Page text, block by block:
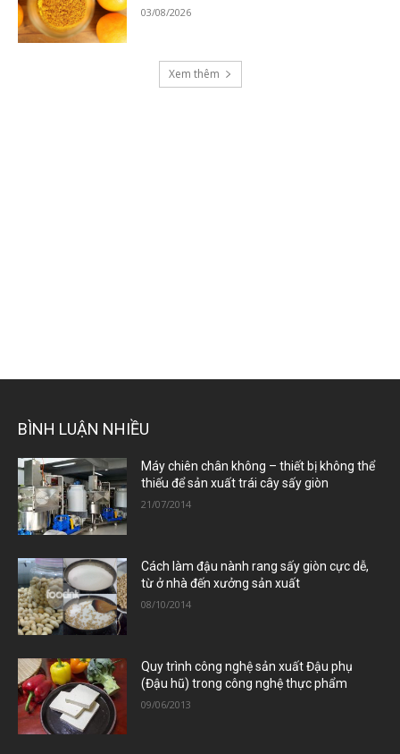
03/08/2026
Xem thêm
BÌNH LUẬN NHIỀU
Máy chiên chân không – thiết bị không thể
thiếu để sản xuất trái cây sấy giòn
21/07/2014
Cách làm đậu nành rang sấy giòn cực dễ,
từ ở nhà đến xưởng sản xuất
08/10/2014
Quy trình công nghệ sản xuất Đậu phụ
(Đậu hũ) trong công nghệ thực phẩm
09/06/2013